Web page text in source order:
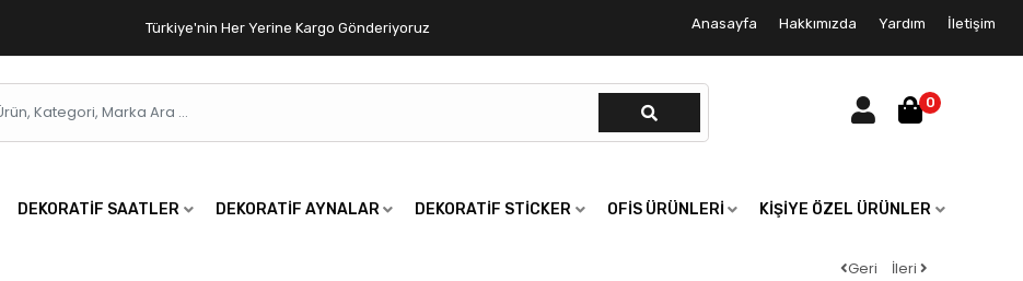
Türkiye'nin Her Yerine Kargo Gönderiyoruz Anasayfa Hakkımızda Yardım İletişim
0
DEKORATIF SAATLER DEKORATIF AYNALAR DEKORATIF STICKER OFIS ÜRÜNLERI KIŞIYE ÖZEL ÜRÜNLER
Geri İleri